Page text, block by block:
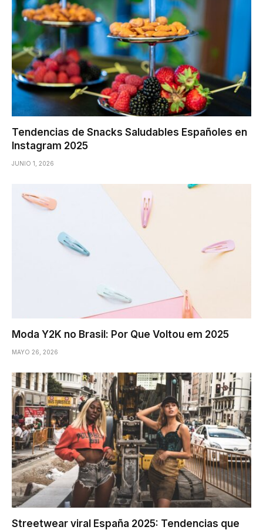
Tendencias de Snacks Saludables Españoles en
Instagram 2025
JUNIO 1, 2026
Moda Y2K no Brasil: Por Que Voltou em 2025
MAYO 26, 2026
Streetwear viral España 2025: Tendencias que